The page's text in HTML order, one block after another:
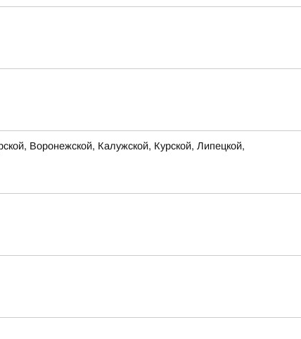
Воронежской, Калужской, Курской, Липецкой,